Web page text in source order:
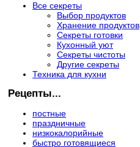
Все секреты
Выбор продуктов
Хранение продуктов
Секреты готовки
Кухонный уют
Секреты чистоты
Другие секреты
Техника для кухни
Рецепты...
постные
праздничные
низкокалорийные
быстро готовящиеся